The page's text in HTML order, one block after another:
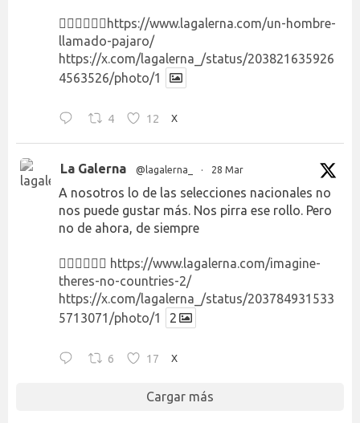
👉🏻👉🏻👉🏻 https://www.lagalerna.com/un-hombre-
llamado-pajaro/
https://x.com/lagalerna_/status/203821635926
4563526/photo/1
4 12 X
La Galerna @lagalerna_ · 28 Mar
A nosotros lo de las selecciones nacionales no
nos puede gustar más. Nos pirra ese rollo. Pero
no de ahora, de siempre
👉🏻👉🏻👉🏻 https://www.lagalerna.com/imagine-
theres-no-countries-2/
https://x.com/lagalerna_/status/203784931533
5713071/photo/1
2
6 17 X
Cargar más